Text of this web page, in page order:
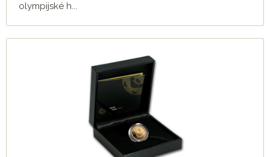
olympijské h...